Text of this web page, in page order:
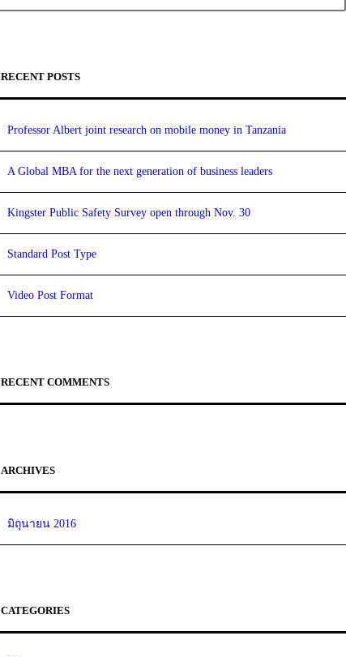
RECENT POSTS
Professor Albert joint research on mobile money in Tanzania
A Global MBA for the next generation of business leaders
Kingster Public Safety Survey open through Nov. 30
Standard Post Type
Video Post Format
RECENT COMMENTS
ARCHIVES
มิถุนายน 2016
CATEGORIES